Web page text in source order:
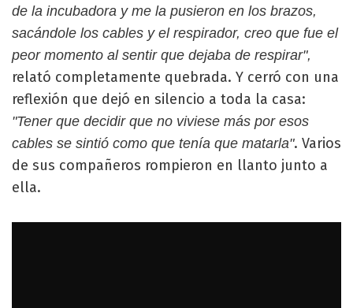
de la incubadora y me la pusieron en los brazos,
sacándole los cables y el respirador, creo que fue el
peor momento al sentir que dejaba de respirar",
relató completamente quebrada. Y cerró con una
reflexión que dejó en silencio a toda la casa:
"Tener que decidir que no viviese más por esos
cables se sintió como que tenía que matarla". Varios
de sus compañeros rompieron en llanto junto a
ella.